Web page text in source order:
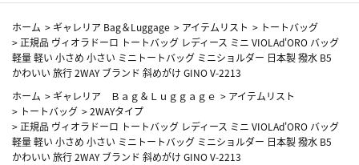
ホーム > ギャレリア Bag＆Luggage > アイテムリスト > トートバッグ
> 正規品 ヴィオラドーロ トートバッグ レディース ミニ VIOLAd'ORO バッグ
軽量 軽い 小さめ 小さい ミニトートバッグ ミニショルダー 日本製 撥水 B5
かわいい 旅行 2WAY ブランド 斜めがけ GINO V-2213
ホーム > ギャレリア Ｂａｇ＆Ｌｕｇｇａｇｅ > アイテムリスト
> トートバッグ >2WAYタイプ
> 正規品 ヴィオラドーロ トートバッグ レディース ミニ VIOLAd'ORO バッグ
軽量 軽い 小さめ 小さい ミニトートバッグ ミニショルダー 日本製 撥水 B5
かわいい 旅行 2WAY ブランド 斜めがけ GINO V-2213